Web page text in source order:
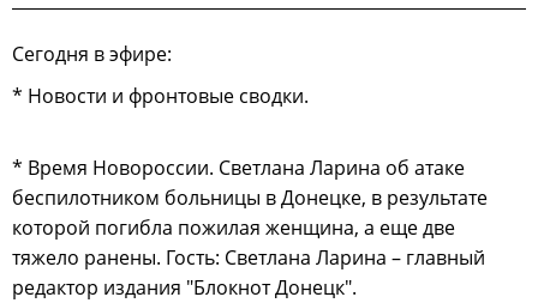
Сегодня в эфире:
* Новости и фронтовые сводки.
* Время Новороссии. Светлана Ларина об атаке
беспилотником больницы в Донецке, в результате
которой погибла пожилая женщина, а еще две
тяжело ранены. Гость: Светлана Ларина – главный
редактор издания "Блокнот Донецк".